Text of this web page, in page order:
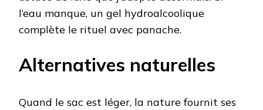
l’eau manque, un gel hydroalcoolique
complète le rituel avec panache.
Alternatives naturelles
Quand le sac est léger, la nature fournit ses